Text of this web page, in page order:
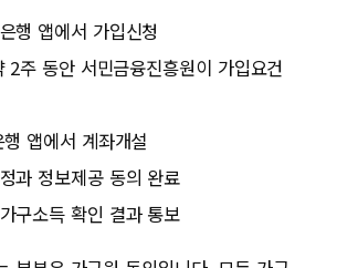
행 앱에서 가입신청
2주 동안 서민금융진흥원이 가입요건
앱에서 계좌개설
과 정보제공 동의 완료
구소득 확인 결과 통보